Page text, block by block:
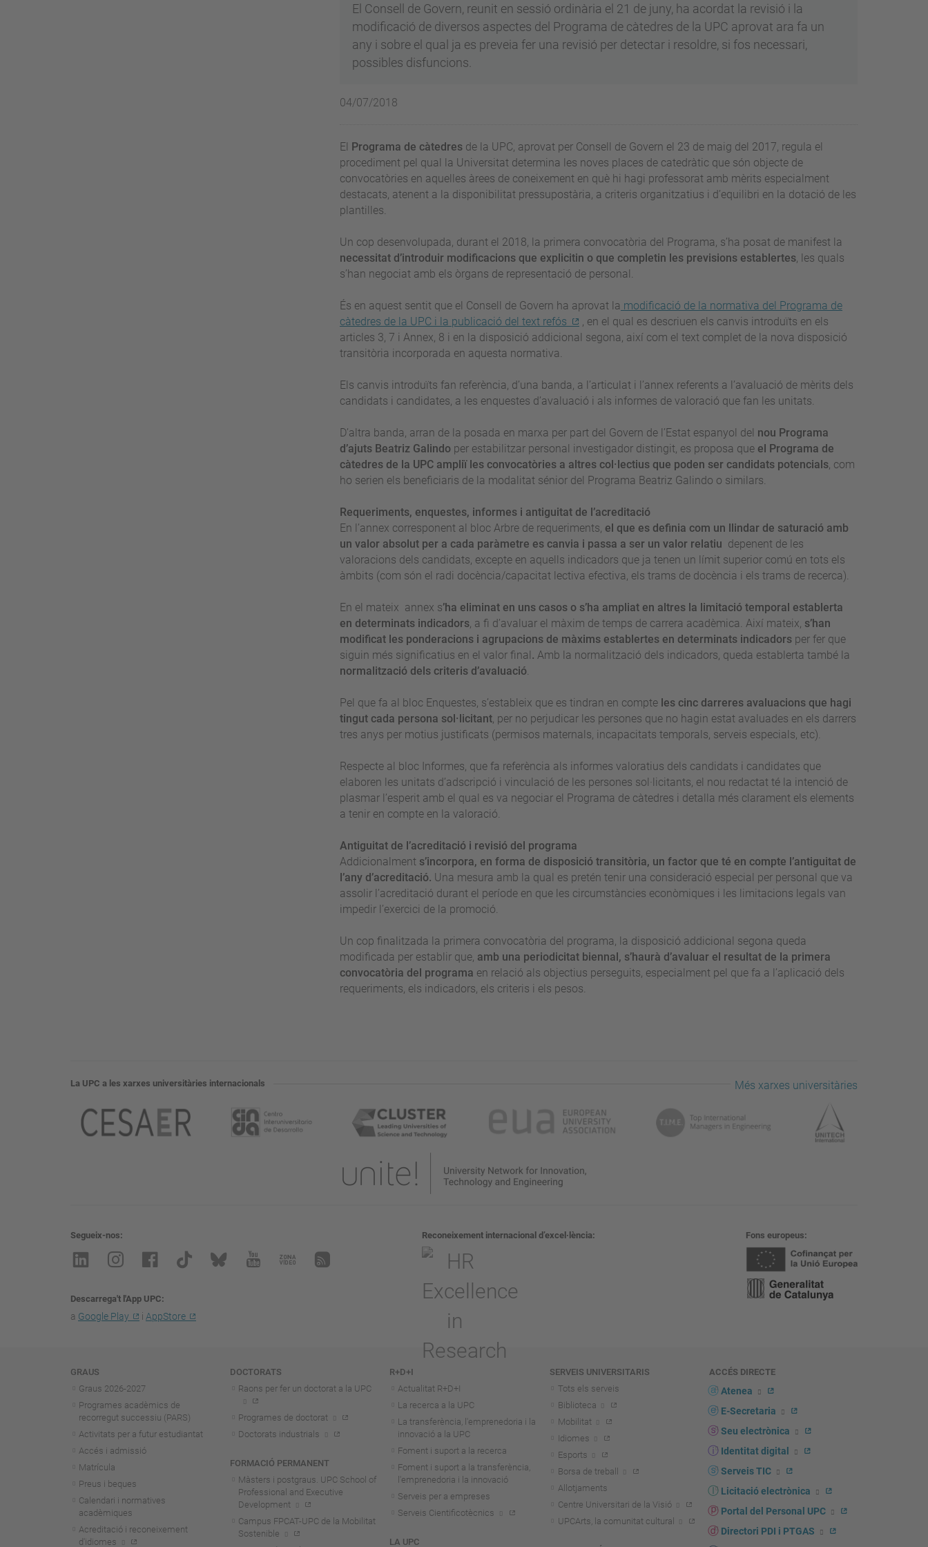
El Consell de Govern, reunit en sessió ordinària el 21 de juny, ha acordat la revisió i la
modificació de diversos aspectes del Programa de càtedres de la UPC aprovat ara fa un
any i sobre el qual ja es preveia fer una revisió per detectar i resoldre, si fos necessari,
possibles disfuncions.
04/07/2018
El Programa de càtedresde la UPC, aprovat per Consell de Govern el 23 de maig del 2017, regula el
procediment pel qual la Universitat determina les noves places de catedràtic que són objecte de
convocatòries en aquelles àrees de coneixement en què hi hagi professorat amb mèrits especialment
destacats, atenent a la disponibilitat pressupostària, a criteris organitzatius i d’equilibri en la dotació de les
plantilles.
Un cop desenvolupada, durant el 2018, la primera convocatòria del Programa, s’ha posat de manifest la
necessitat d’introduir modificacions que explicitin o que completin les previsions establertes, les quals
s’han negociat amb els òrgans de representació de personal.
És en aquest sentit que el Consell de Govern ha aprovat la modificació de la normativa del Programa de
càtedres de la UPC i la publicació del text refós
, en el qual es descriuen els canvis introduïts en els
articles 3, 7 i Annex, 8 i en la disposició addicional segona, així com el text complet de la nova disposició
transitòria incorporada en aquesta normativa.
Els canvis introduïts fan referència, d’una banda, a l’articulat i l’annex referents a l’avaluació de mèrits dels
candidats i candidates, a les enquestes d’avaluació i als informes de valoració que fan les unitats.
D’altra banda, arran de la posada en marxa per part del Govern de l’Estat espanyol del nou Programa
d’ajuts Beatriz Galindoper estabilitzar personal investigador distingit, es proposa que el Programa de
càtedres de la UPC ampliï les convocatòries a altres col·lectius que poden ser candidats potencials, com
ho serien els beneficiaris de la modalitat sénior del Programa Beatriz Galindo o similars.
Requeriments, enquestes, informes i antiguitat de l’acreditació
En l’annex corresponent al bloc Arbre de requeriments, el que es definia com un llindar de saturació amb
un valor absolut per a cada paràmetre es canvia i passa a ser un valor relatiu depenent de les
valoracions dels candidats, excepte en aquells indicadors que ja tenen un límit superior comú en tots els
àmbits (com són el radi docència/capacitat lectiva efectiva, els trams de docència i els trams de recerca).
En el mateix annex s’ha eliminat en uns casos o s’ha ampliat en altres la limitació temporal establerta
en determinats indicadors, a fi d’avaluar el màxim de temps de carrera acadèmica. Així mateix, s’han
modificat les ponderacions i agrupacions de màxims establertes en determinats indicadors per fer que
siguin més significatius en el valor final . Amb la normalització dels indicadors, queda establerta també la
normalització dels criteris d’avaluació.
Pel que fa al bloc Enquestes, s’estableix que es tindran en compteles cinc darreres avaluacions que hagi
tingut cada persona sol·licitant, per no perjudicar les persones que no hagin estat avaluades en els darrers
tres anys per motius justificats (permisos maternals, incapacitats temporals, serveis especials, etc).
Respecte al bloc Informes, que fa referència als informes valoratius dels candidats i candidates que
elaboren les unitats d’adscripció i vinculació de les persones sol·licitants, el nou redactat té la intenció de
plasmar l’esperit amb el qual es va negociar el Programa de càtedres i detalla més clarament els elements
a tenir en compte en la valoració.
Antiguitat de l’acreditació i revisió del programa
Addicionalment s’incorpora, en forma de disposició transitòria, un factor que té en compte l’antiguitat de
l’any d’acreditació. Una mesura amb la qual es pretén tenir una consideració especial per personal que va
assolir l’acreditació durant el període en que les circumstàncies econòmiques i les limitacions legals van
impedir l’exercici de la promoció.
Un cop finalitzada la primera convocatòria del programa, la disposició addicional segona queda
modificada per establir que, amb una periodicitat biennal, s’haurà d’avaluar el resultat de la primera
convocatòria del programa en relació als objectius perseguits, especialment pel que fa a l’aplicació dels
requeriments, els indicadors, els criteris i els pesos.
La UPC a les xarxes universitàries internacionals Més xarxes universitàries
Segueix-nos
Descarrega't l'App UPC
a Google Play i AppStore
Reconeixement internacional d’excel·lència Fons europeus
Navegació
GRAUS
Graus 2026-2027
Programes acadèmics de
recorregut successiu (PARS)
Activitats per a futur estudiantat
Accés i admissió
Matrícula
Preus i beques
Calendari i normatives
acadèmiques
Acreditació i reconeixement
d'idiomes
DOCTORATS
Raons per fer un doctorat a la UPC
Programes de doctorat
Doctorats industrials
FORMACIÓ PERMANENT
Màsters i postgraus. UPC School of
Professional and Executive
Development
Campus FPCAT-UPC de la Mobilitat
Sostenible
R+D+I
Actualitat R+D+I
La recerca a la UPC
La transferència, l'emprenedoria i la
innovació a la UPC
Foment i suport a la recerca
Foment i suport a la transferència,
l'emprenedoria i la innovació
Serveis per a empreses
Serveis Cientificotècnics
LA UPC
SERVEIS UNIVERSITARIS
Tots els serveis
Biblioteca
Mobilitat
Idiomes
Esports
Borsa de treball
Allotjaments
Centre Universitari de la Visió
UPCArts, la comunitat cultural
ACCÉS DIRECTE
Atenea
E-Secretaria
Seu electrònica
Identitat digital
Serveis TIC
Licitació electrònica
Portal del Personal UPC
Directori PDI i PTGAS